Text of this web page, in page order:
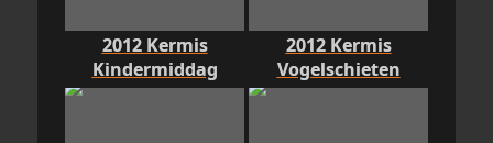
2012 Kermis
Kindermiddag
2012 Kermis
Vogelschieten